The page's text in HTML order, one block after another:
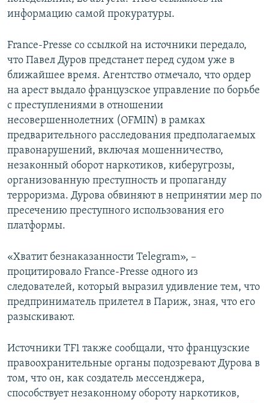
информацию самой прокуратуры.
France-Presse со ссылкой на источники передало,
что Павел Дуров предстанет перед судом уже в
ближайшее время. Агентство отмечало, что ордер
на арест выдало французское управление по борьбе
с преступлениями в отношении
несовершеннолетних (OFMIN) в рамках
предварительного расследования предполагаемых
правонарушений, включая мошенничество,
незаконный оборот наркотиков, киберугрозы,
организованную преступность и пропаганду
терроризма. Дурова обвиняют в непринятии мер по
пресечению преступного использования его
платформы.
«Хватит безнаказанности Telegram», –
процитировало France-Presse одного из
следователей, который выразил удивление тем, что
предприниматель прилетел в Париж, зная, что его
разыскивают.
Источники TF1 также сообщали, что французские
правоохранительные органы подозревают Дурова в
том, что он, как создатель мессенджера,
способствует незаконному обороту наркотиков,